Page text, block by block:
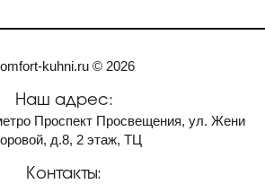
kuhni.ru © 2026
Наш адрес:
Проспект Просвещения, ул. Жени
д.8, 2 этаж, ТЦ
Контакты: